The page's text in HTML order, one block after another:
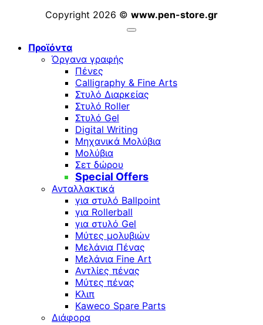
Copyright 2026 © www.pen-store.gr
Προϊόντα
Όργανα γραφής
Πένες
Calligraphy & Fine Arts
Στυλό Διαρκείας
Στυλό Roller
Στυλό Gel
Digital Writing
Μηχανικά Μολύβια
Μολύβια
Σετ δώρου
Special Offers
Ανταλλακτικά
για στυλό Ballpoint
για Rollerball
για στυλό Gel
Μύτες μολυβιών
Μελάνια Πένας
Μελάνια Fine Art
Αντλίες πένας
Μύτες πένας
Κλιπ
Kaweco Spare Parts
Διάφορα